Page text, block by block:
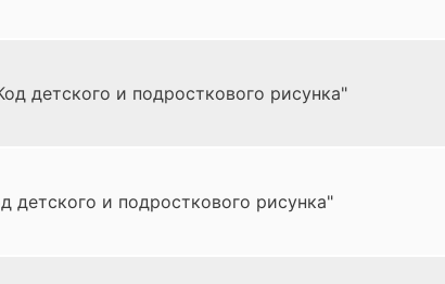
детского и подросткового рисунка"
детского и подросткового рисунка"